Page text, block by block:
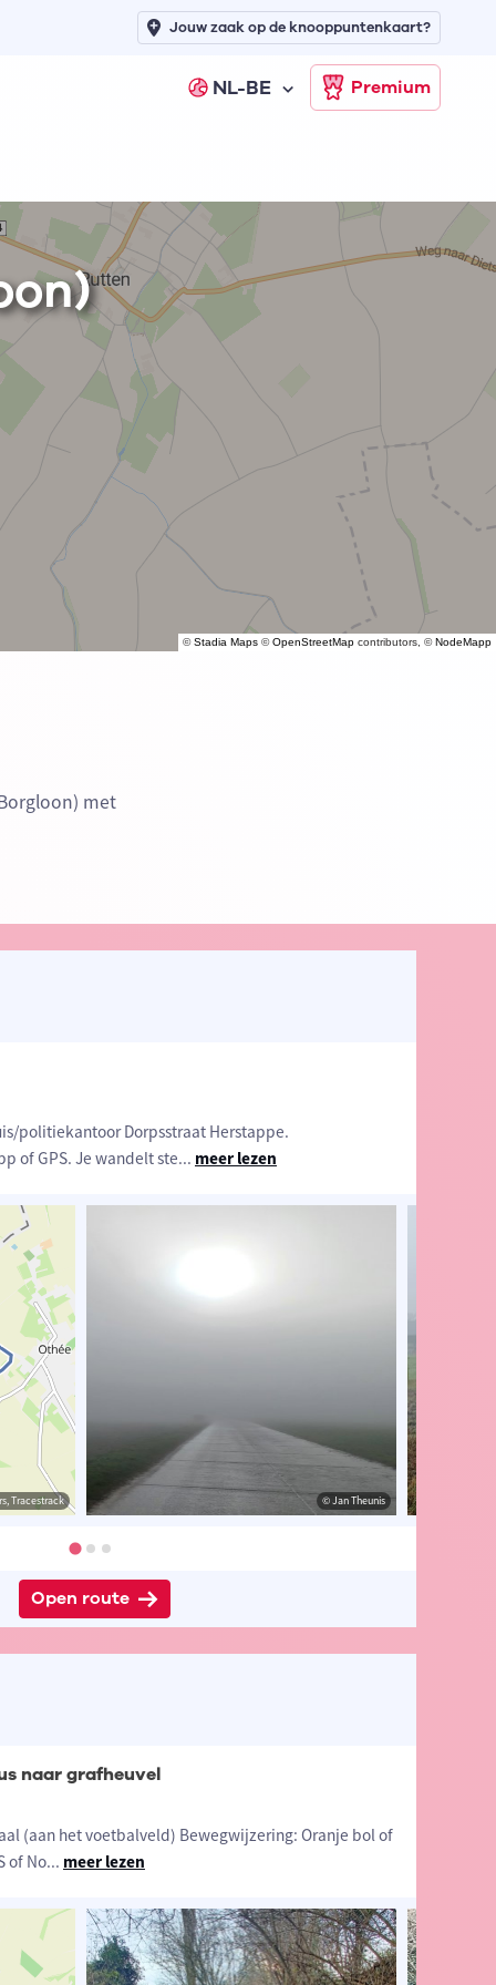
NL-BE Premium
Jouw zaak op de knooppuntenkaart?
©Stadia Maps ©OpenStreetMap contributors, ©NodeMapp
met
© Jan Theunis
politiekantoor Dorpsstraat Herstappe.
of GPS. Je wandelt ste... meer lezen
Tracestrack © Jan Theunis
Open route
naar grafheuvel
(aan het voetbalveld) Bewegwijzering: Oranje bol of
of No... meer lezen